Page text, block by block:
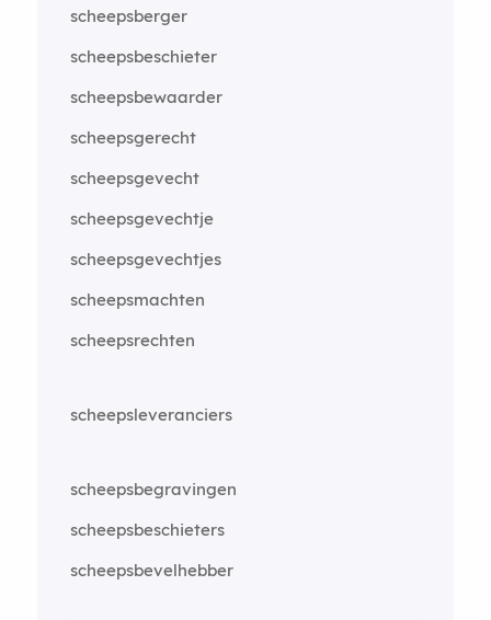
scheepsberger
scheepsbeschieter
scheepsbewaarder
scheepsgerecht
scheepsgevecht
scheepsgevechtje
scheepsgevechtjes
scheepsmachten
scheepsrechten
scheepsleveranciers
scheepsbegravingen
scheepsbeschieters
scheepsbevelhebber